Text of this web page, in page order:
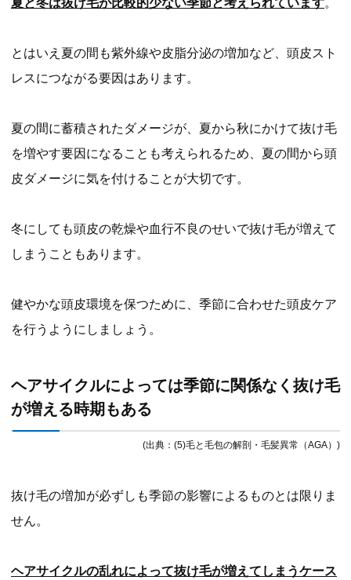
とはいえ夏の間も紫外線や皮脂分泌の増加など、頭皮スト
レスにつながる要因はあります。
夏の間に蓄積されたダメージが、夏から秋にかけて抜け毛
を増やす要因になることも考えられるため、夏の間から頭
皮ダメージに気を付けることが大切です。
冬にしても頭皮の乾燥や血行不良のせいで抜け毛が増えて
しまうこともあります。
健やかな頭皮環境を保つために、季節に合わせた頭皮ケア
を行うようにしましょう。
ヘアサイクルによっては季節に関係なく抜け毛
が増える時期もある
(出典：(5)毛と毛包の解剖・毛髪異常（AGA）)
抜け毛の増加が必ずしも季節の影響によるものとは限りま
せん。
ヘアサイクルの乱れによって抜け毛が増えてしまうケース